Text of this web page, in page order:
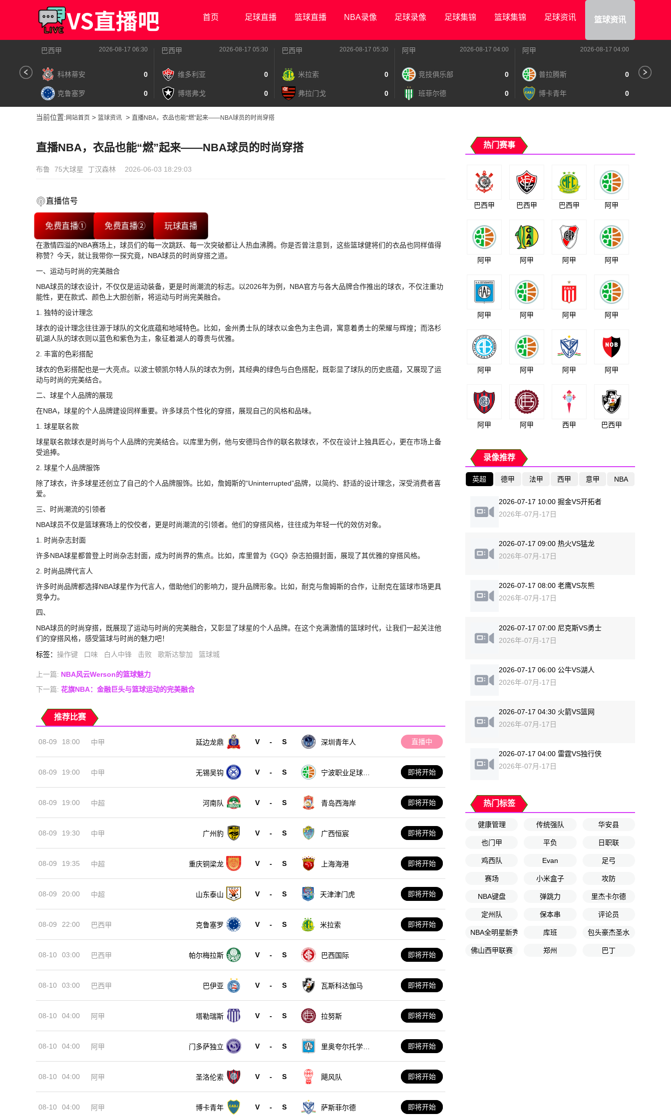
首页 足球直播 篮球直播 NBA录像 足球录像 足球集锦 篮球集锦 足球资讯 篮球资讯
巴西甲 2026-08-17 06:30
科林蒂安 0
克鲁塞罗 0
巴西甲 2026-08-17 05:30
维多利亚 0
博塔弗戈 0
巴西甲 2026-08-17 05:30
米拉索 0
弗拉门戈 0
阿甲 2026-08-17 04:00
竞技俱乐部 0
班菲尔德 0
阿甲 2026-08-17 04:00
普拉腾斯 0
博卡青年 0
当前位置: 网站首页 > 篮球资讯 > 直播NBA，衣品也能“燃”起来——NBA球员的时尚穿搭
直播NBA，衣品也能“燃”起来——NBA球员的时尚穿搭
布鲁 75大球星 丁汉森林 2026-06-03 18:29:03
直播信号
免费直播① 免费直播② 玩球直播
在激情四溢的NBA赛场上，球员们的每一次跳跃、每一次突破都让人热血沸腾。你是否曾注意到，这些篮球健将们的衣品也同样值得
称赞？今天，就让我带你一探究竟，NBA球员的时尚穿搭之道。
一、运动与时尚的完美融合
NBA球员的球衣设计，不仅仅是运动装备，更是时尚潮流的标志。以2026年为例，NBA官方与各大品牌合作推出的球衣，不仅注重功
能性，更在款式、颜色上大胆创新，将运动与时尚完美融合。
1. 独特的设计理念
球衣的设计理念往往源于球队的文化底蕴和地域特色。比如，金州勇士队的球衣以金色为主色调，寓意着勇士的荣耀与辉煌；而洛杉
矶湖人队的球衣则以蓝色和紫色为主，象征着湖人的尊贵与优雅。
2. 丰富的色彩搭配
球衣的色彩搭配也是一大亮点。以波士顿凯尔特人队的球衣为例，其经典的绿色与白色搭配，既彰显了球队的历史底蕴，又展现了运
动与时尚的完美结合。
二、球星个人品牌的展现
在NBA，球星的个人品牌建设同样重要。许多球员个性化的穿搭，展现自己的风格和品味。
1. 球星联名款
球星联名款球衣是时尚与个人品牌的完美结合。以库里为例，他与安德玛合作的联名款球衣，不仅在设计上独具匠心，更在市场上备
受追捧。
2. 球星个人品牌服饰
除了球衣，许多球星还创立了自己的个人品牌服饰。比如，詹姆斯的“Uninterrupted”品牌，以简约、舒适的设计理念，深受消费者喜
爱。
三、时尚潮流的引领者
NBA球员不仅是篮球赛场上的佼佼者，更是时尚潮流的引领者。他们的穿搭风格，往往成为年轻一代的效仿对象。
1. 时尚杂志封面
许多NBA球星都曾登上时尚杂志封面，成为时尚界的焦点。比如，库里曾为《GQ》杂志拍摄封面，展现了其优雅的穿搭风格。
2. 时尚品牌代言人
许多时尚品牌都选择NBA球星作为代言人，借助他们的影响力，提升品牌形象。比如，耐克与詹姆斯的合作，让耐克在篮球市场更具
竞争力。
四、
NBA球员的时尚穿搭，既展现了运动与时尚的完美融合，又彰显了球星的个人品牌。在这个充满激情的篮球时代，让我们一起关注他
们的穿搭风格，感受篮球与时尚的魅力吧！
标签： 操作键 口味 白人中锋 击败 歌斯达黎加 篮球城
上一篇: NBA风云Werson的篮球魅力
下一篇: 花旗NBA：金融巨头与篮球运动的完美融合
推荐比赛
08-09 18:00 中甲 延边龙鼎 V - S 深圳青年人 直播中
08-09 19:00 中甲 无锡吴钩 V - S
宁波职业足球俱
即将开始
08-09 19:00 中超 河南队 V - S 青岛西海岸 即将开始
08-09 19:30 中甲 广州豹 V - S 广西恒宸 即将开始
08-09 19:35 中超 重庆铜梁龙 V - S 上海海港 即将开始
08-09 20:00 中超 山东泰山 V - S 天津津门虎 即将开始
08-09 22:00 巴西甲 克鲁塞罗 V - S 米拉索 即将开始
08-10 03:00 巴西甲 帕尔梅拉斯 V - S 巴西国际 即将开始
08-10 03:00 巴西甲 巴伊亚 V - S 瓦斯科达伽马 即将开始
08-10 04:00 阿甲 塔勒瑞斯 V - S 拉努斯 即将开始
08-10 04:00 阿甲 门多萨独立 V - S
里奥夸尔托学生
即将开始
08-10 04:00 阿甲 圣洛伦索 V - S 飓风队 即将开始
08-10 04:00 阿甲 博卡青年 V - S 萨斯菲尔德 即将开始
热门赛事
巴西甲 巴西甲 巴西甲 阿甲
阿甲 阿甲 阿甲 阿甲
阿甲 阿甲 阿甲 阿甲
阿甲 阿甲 阿甲 阿甲
阿甲 阿甲 西甲 巴西甲
录像推荐
英超 德甲 法甲 西甲 意甲 NBA
2026-07-17 10:00 掘金VS开拓者
2026年-07月-17日
2026-07-17 09:00 热火VS猛龙
2026年-07月-17日
2026-07-17 08:00 老鹰VS灰熊
2026年-07月-17日
2026-07-17 07:00 尼克斯VS勇士
2026年-07月-17日
2026-07-17 06:00 公牛VS湖人
2026年-07月-17日
2026-07-17 04:30 火箭VS篮网
2026年-07月-17日
2026-07-17 04:00 雷霆VS独行侠
2026年-07月-17日
热门标签
健康管理 传统强队 华安县
也门甲 平负 日职联
鸡西队 Evan 足弓
赛场 小米盒子 攻防
NBA键盘 弹跳力 里杰卡尔德
定州队 保本串 评论员
NBA全明星新秀赛半决赛库班 包头豪杰圣水
佛山西甲联赛 郑州 巴丁